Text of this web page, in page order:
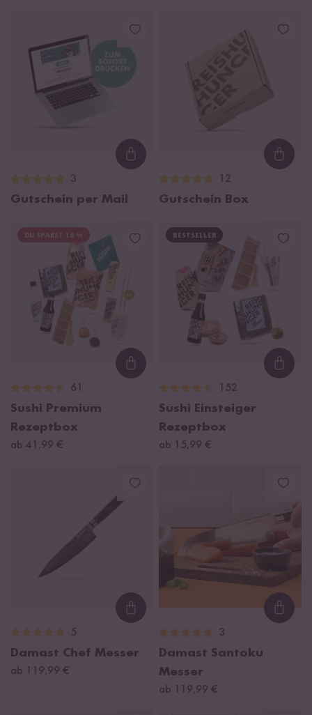
Loading...
3
Gutschein per Mail
12
Gutschein Box
DU SPARST 16 %
Loading...
61
Sushi Premium
Rezeptbox
ab 41,99 €
BESTSELLER
152
Sushi Einsteiger
Rezeptbox
ab 15,99 €
Loading...
5
Damast Chef Messer
ab 119,99 €
3
Damast Santoku
Messer
ab 119,99 €